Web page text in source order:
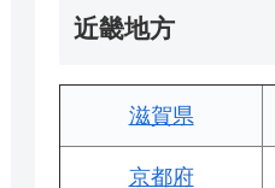
近畿地方
滋賀県
京都府